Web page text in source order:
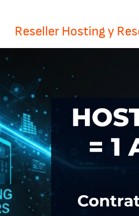
Reseller Hosting y